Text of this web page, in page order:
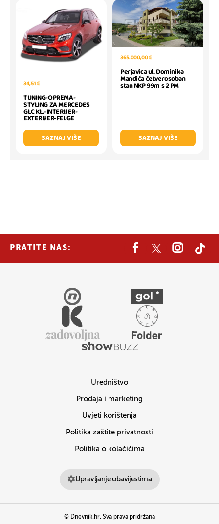
34,51 €
TUNING-OPREMA-
STYLING ZA MERCEDES
GLC KL.-INTERIJER-
EXTERIJER-FELGE
SAZNAJ VIŠE
365.000,00 €
Perjavica ul. Dominika
Mandića četverosoban
stan NKP 99m s 2 PM
SAZNAJ VIŠE
PRATITE NAS:
Uredništvo
Prodaja i marketing
Uvjeti korištenja
Politika zaštite privatnosti
Politika o kolačićima
Upravljanje obavijestima
© Dnevnik.hr. Sva prava pridržana